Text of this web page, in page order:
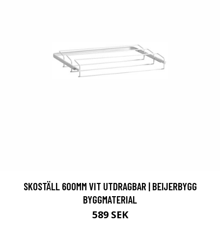
SKOSTÄLL 600MM VIT UTDRAGBAR | BEIJERBYGG
BYGGMATERIAL
589 SEK